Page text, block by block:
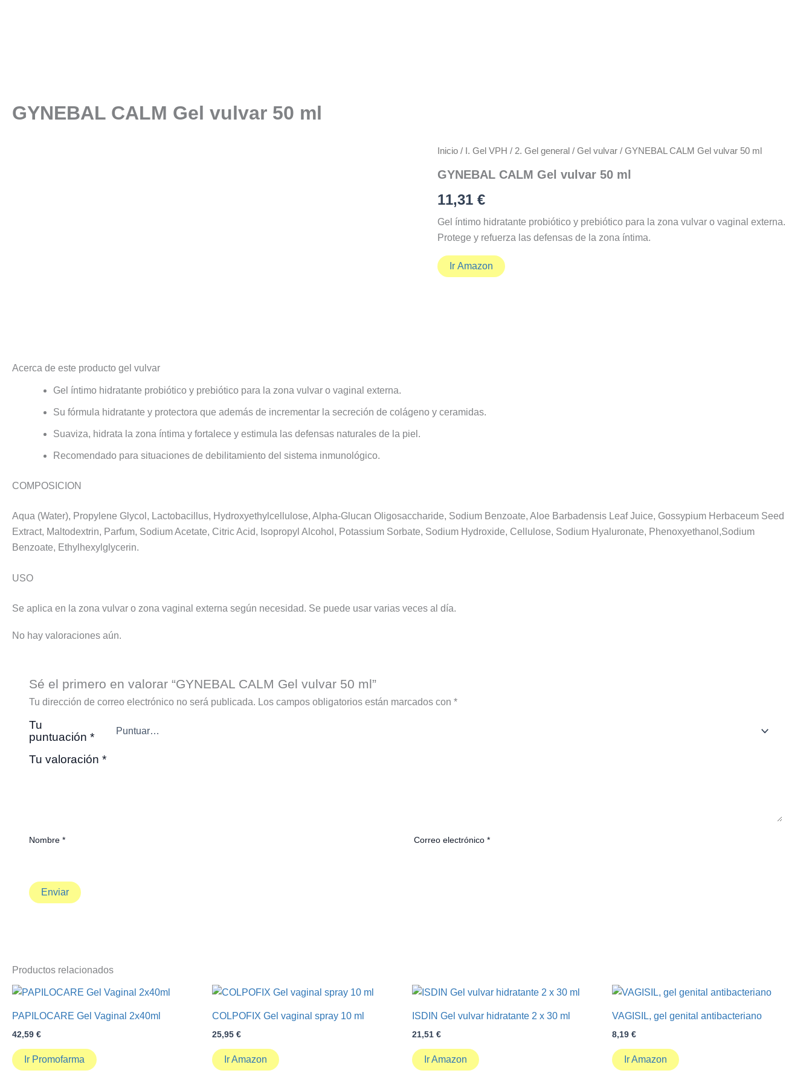
GYNEBAL CALM Gel vulvar 50 ml
Inicio / I. Gel VPH / 2. Gel general /Gel vulvar / GYNEBAL CALM Gel vulvar 50 ml
GYNEBAL CALM Gel vulvar 50 ml
11,31€
Gel íntimo hidratante probiótico y prebiótico para la zona vulvar o vaginal externa.
Protege y refuerza las defensas de la zona íntima.
Ir Amazon
Acerca de este producto gel vulvar
Gel íntimo hidratante probiótico y prebiótico para la zona vulvar o vaginal externa.
Su fórmula hidratante y protectora que además de incrementar la secreción de colágeno y ceramidas.
Suaviza, hidrata la zona íntima y fortalece y estimula las defensas naturales de la piel.
Recomendado para situaciones de debilitamiento del sistema inmunológico.
COMPOSICION
Aqua (Water), Propylene Glycol, Lactobacillus, Hydroxyethylcellulose, Alpha-Glucan Oligosaccharide, Sodium Benzoate, Aloe Barbadensis Leaf Juice, Gossypium Herbaceum Seed
Extract, Maltodextrin, Parfum, Sodium Acetate, Citric Acid, Isopropyl Alcohol, Potassium Sorbate, Sodium Hydroxide, Cellulose, Sodium Hyaluronate, Phenoxyethanol,Sodium
Benzoate, Ethylhexylglycerin.
USO
Se aplica en la zona vulvar o zona vaginal externa según necesidad. Se puede usar varias veces al día.
No hay valoraciones aún.
Sé el primero en valorar “GYNEBAL CALM Gel vulvar 50 ml”
Tu dirección de correo electrónico no será publicada. Los campos obligatorios están marcados con *
Tu
puntuación *
Tu valoración *
Nombre * Correo electrónico *
Productos relacionados
PAPILOCARE Gel Vaginal 2x40ml
42,59 €
Ir Promofarma
COLPOFIX Gel vaginal spray 10 ml
25,95 €
Ir Amazon
ISDIN Gel vulvar hidratante 2 x 30 ml
21,51 €
Ir Amazon
VAGISIL, gel genital antibacteriano
8,19 €
Ir Amazon